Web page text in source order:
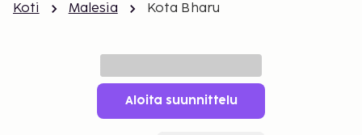
Koti Malesia Kota Bharu
Aloita suunnittelu